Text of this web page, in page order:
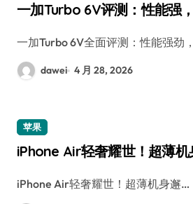
一加Turbo 6V评测：性能强
一加Turbo 6V全面评测：性能强劲
dawei 4 月 28, 2026
苹果
iPhone Air轻奢耀世！超薄
iPhone Air轻奢耀世！超薄机身邂…